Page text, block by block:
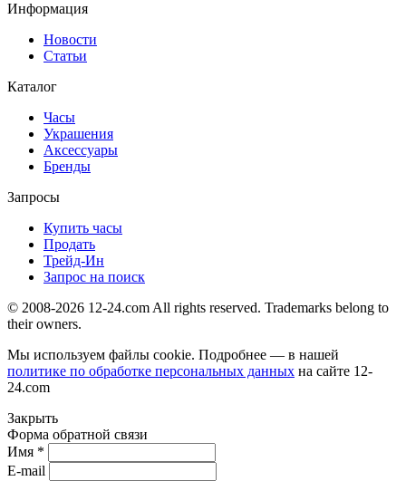
Информация
Новости
Статьи
Каталог
Часы
Украшения
Аксессуары
Бренды
Запросы
Купить часы
Продать
Трейд-Ин
Запрос на поиск
© 2008-2026 12-24.com All rights reserved. Trademarks belong to
their owners.
Мы используем файлы cookie. Подробнее — в нашей
политике по обработке персональных данных на сайте 12-
24.com
Закрыть
Форма обратной связи
Имя *
E-mail